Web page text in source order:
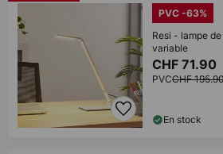
PVC -63%
Resi - lampe
variable
CHF 71.90
PVCCHF
En stock